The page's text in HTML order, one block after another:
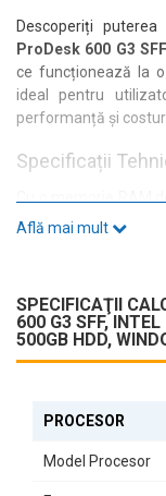
Descoperiți
ProDesk 600 G3 SFF
ce funcționează la
ideal pentru
performanță și
Specificații
calculator oferă
Conectivitate și
HP ProDesk 600
4 x USB 2.0
6 x USB 3.1
1 x USB Type C
Află mai mult
SPECIFICAŢII
600 G3 SFF,
500GB HDD,
PROCESOR
Model Procesor